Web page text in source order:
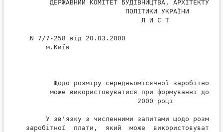
ДЕРЖАВНИЙ КОМІТЕТ БУДІВНИЦТВА, АРХІТЕКТУРИ
                         ПОЛІТИКИ УКРАЇНИ
                             Л И С Т
N 7/7-258 від 20.03.2000
     м.Київ
Щодо розміру середньомісячної заробітної
може використовуватися при формуванні
                            2000 році
У зв'язку з численними запитами щодо
заробітної  плати,  який  може